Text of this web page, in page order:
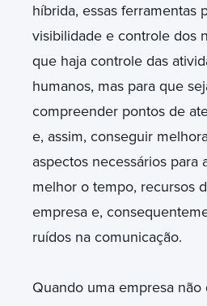
híbrida, essas ferramentas
visibilidade e controle dos
que haja controle das
humanos, mas para que
compreender pontos de
e, assim, conseguir
aspectos necessários para
melhor o tempo, recursos
empresa e,
ruídos na comunicação.
Quando uma empresa não